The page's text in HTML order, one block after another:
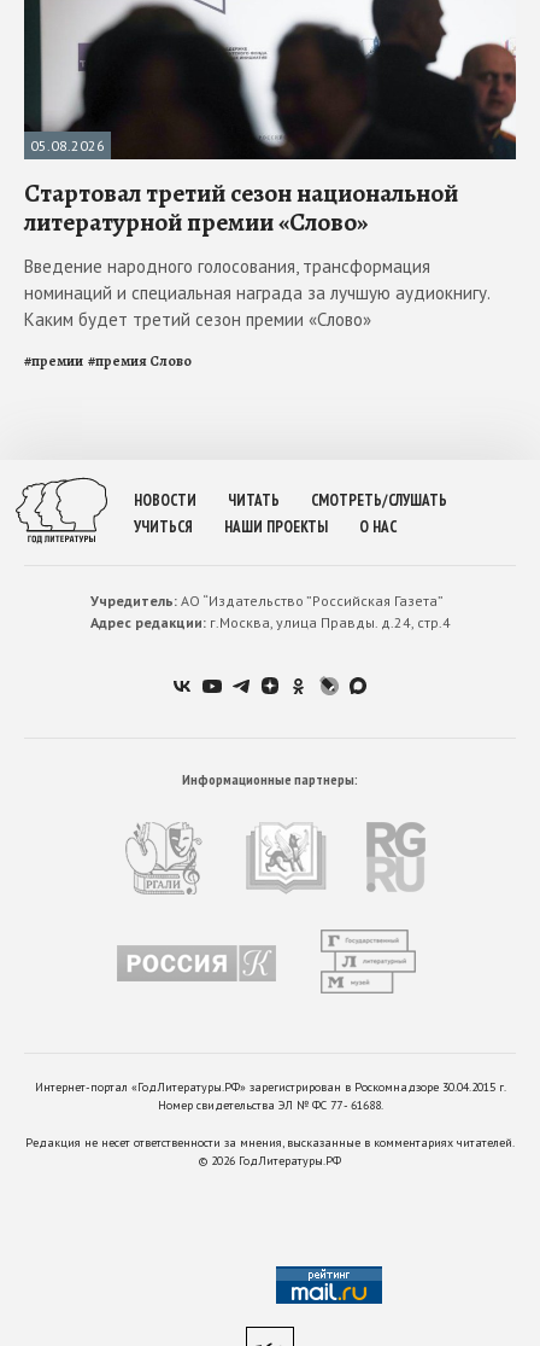
05.08.2026
Стартовал третий сезон национальной
литературной премии «Слово»
Введение народного голосования, трансформация
номинаций и специальная награда за лучшую аудиокнигу.
Каким будет третий сезон премии «Слово»
#премии #премия Слово
НОВОСТИ ЧИТАТЬ
СМОТРЕТЬ/СЛУШАТЬ
УЧИТЬСЯ
НАШИ ПРОЕКТЫ О НАС
Учредитель:АО “Издательство ”Российская Газета”
Адрес редакции:г.Москва, улица Правды. д.24, стр.4
Информационные партнеры:
Интернет-портал «ГодЛитературы.РФ» зарегистрирован в Роскомнадзоре 30.04.2015 г.
Номер свидетельства ЭЛ № ФС 77 - 61688.
Редакция не несет ответственности за мнения, высказанные в комментариях читателей.
© 2026 ГодЛитературы.РФ